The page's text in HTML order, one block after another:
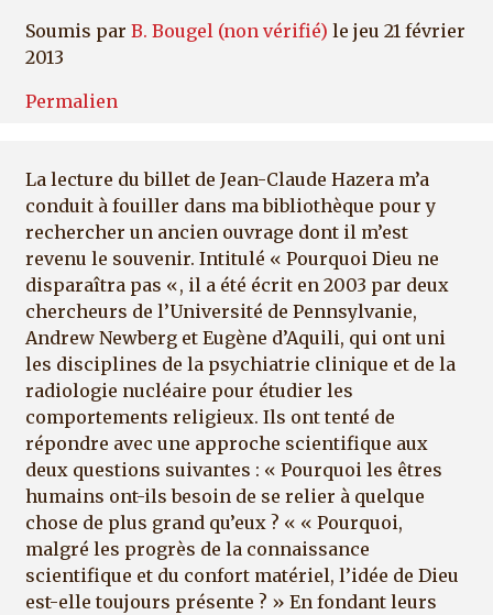
Soumis par B. Bougel (non vérifié) le jeu 21 février
2013
Permalien
La lecture du billet de Jean-Claude Hazera m’a
conduit à fouiller dans ma bibliothèque pour y
rechercher un ancien ouvrage dont il m’est
revenu le souvenir. Intitulé « Pourquoi Dieu ne
disparaîtra pas «, il a été écrit en 2003 par deux
chercheurs de l’Université de Pennsylvanie,
Andrew Newberg et Eugène d’Aquili, qui ont uni
les disciplines de la psychiatrie clinique et de la
radiologie nucléaire pour étudier les
comportements religieux. Ils ont tenté de
répondre avec une approche scientifique aux
deux questions suivantes : « Pourquoi les êtres
humains ont-ils besoin de se relier à quelque
chose de plus grand qu’eux ? « « Pourquoi,
malgré les progrès de la connaissance
scientifique et du confort matériel, l’idée de Dieu
est-elle toujours présente ? » En fondant leurs